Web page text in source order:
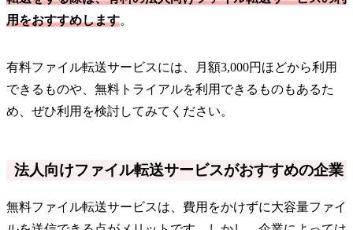
用をおすすめします。
有料ファイル転送サービスには、月額3,000円ほどから利用
できるものや、無料トライアルを利用できるものもあるた
め、ぜひ利用を検討してみてください。
法人向けファイル転送サービスがおすすめの企業
無料ファイル転送サービスは、費用をかけずに大容量ファイ